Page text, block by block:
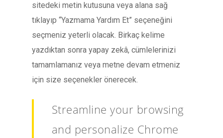
sitedeki metin kutusuna veya alana sağ
tıklayıp “Yazmama Yardım Et” seçeneğini
seçmeniz yeterli olacak. Birkaç kelime
yazdıktan sonra yapay zekâ, cümlelerinizi
tamamlamanız veya metne devam etmeniz
için size seçenekler önerecek.
Streamline your browsing
and personalize Chrome